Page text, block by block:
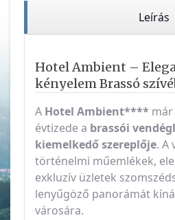
Leírás
Hotel Ambient –
kényelem Brassó
A Hotel Ambient****
évtizede a brassói
kiemelkedő szereplője. A
történelmi műemlékek,
exkluzív üzletek
lenyűgöző panorámát
városára.